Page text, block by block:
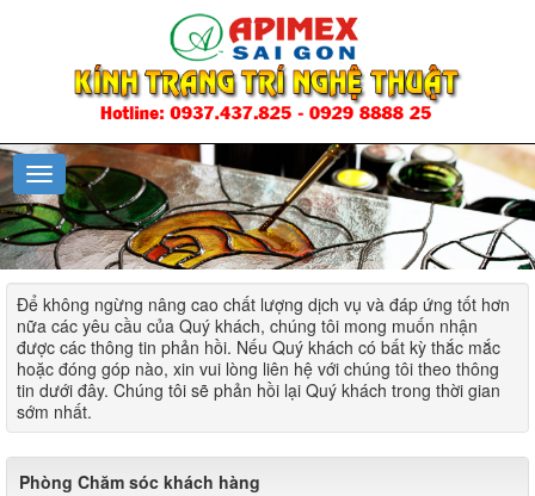
Để không ngừng nâng cao chất lượng dịch vụ và đáp ứng tốt hơn
nữa các yêu cầu của Quý khách, chúng tôi mong muốn nhận
được các thông tin phản hồi. Nếu Quý khách có bất kỳ thắc mắc
hoặc đóng góp nào, xin vui lòng liên hệ với chúng tôi theo thông
tin dưới đây. Chúng tôi sẽ phản hồi lại Quý khách trong thời gian
sớm nhất.
Phòng Chăm sóc khách hàng